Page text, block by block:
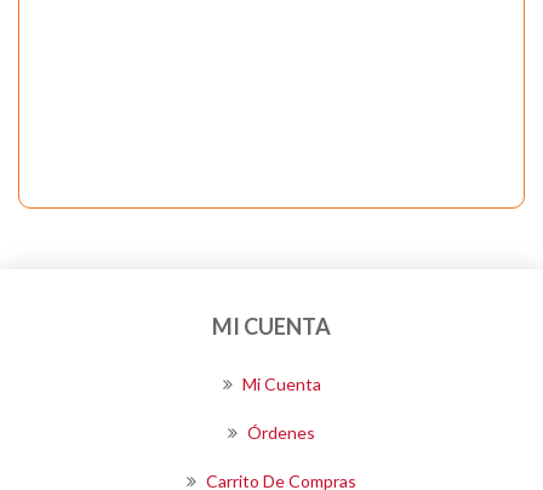
MI CUENTA
Mi Cuenta
Órdenes
Carrito De Compras